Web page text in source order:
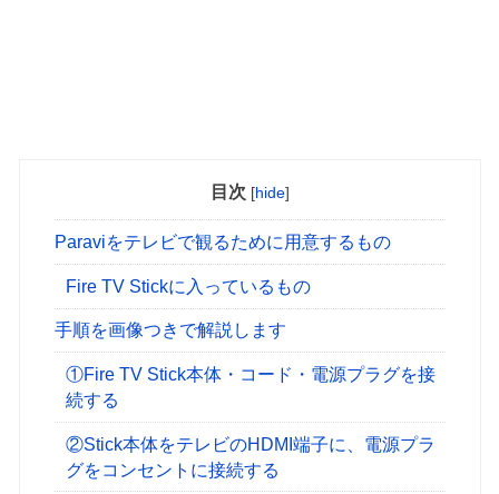
目次 [hide]
Paraviをテレビで観るために用意するもの
Fire TV Stickに入っているもの
手順を画像つきで解説します
①Fire TV Stick本体・コード・電源プラグを接
続する
②Stick本体をテレビのHDMI端子に、電源プラ
グをコンセントに接続する